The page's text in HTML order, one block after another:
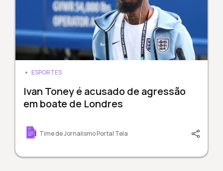
ESPORTES
Ivan Toney é acusado de agressão
em boate de Londres
Time de Jornalismo Portal Tela